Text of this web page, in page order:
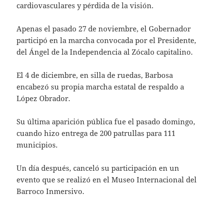
cardiovasculares y pérdida de la visión.
Apenas el pasado 27 de noviembre, el Gobernador
participó en la marcha convocada por el Presidente,
del Ángel de la Independencia al Zócalo capitalino.
El 4 de diciembre, en silla de ruedas, Barbosa
encabezó su propia marcha estatal de respaldo a
López Obrador.
Su última aparición pública fue el pasado domingo,
cuando hizo entrega de 200 patrullas para 111
municipios.
Un día después, canceló su participación en un
evento que se realizó en el Museo Internacional del
Barroco Inmersivo.